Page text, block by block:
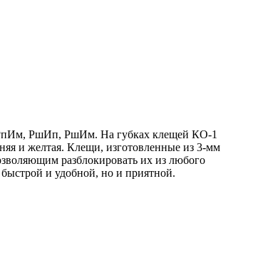
РшИп, РшИм. На губках клещей КО-1
и желтая. Клещи, изготовленные из 3-мм
разблокировать их из любого
и удобной, но и приятной.